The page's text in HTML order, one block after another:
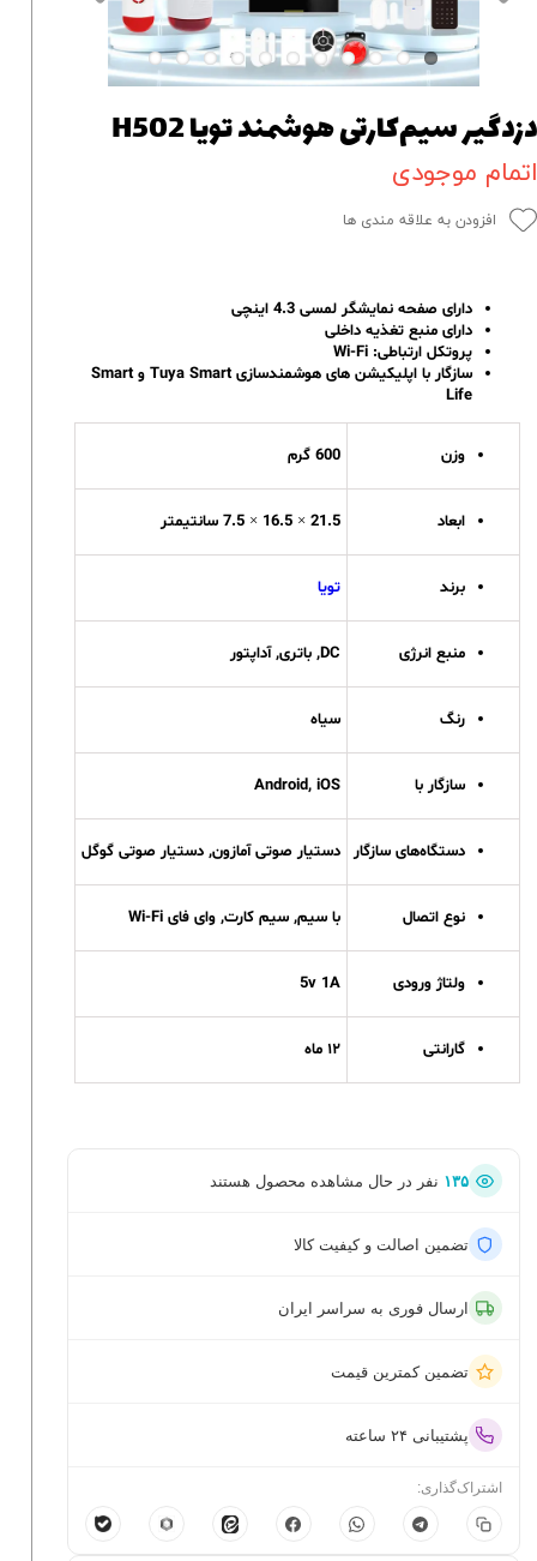
دزدگیر سیم‌کارتی هوشمند تویا H502
اتمام موجودی
افزودن به علاقه مندی ها
دارای صفحه نمایشگر لمسی 4.3 اینچی
دارای منبع تغذیه داخلی
پروتکل ارتباطی: Wi-Fi
سازگار با اپلیکیشن های هوشمندسازی Tuya Smart و Smart
Life
وزن 600 گرم
ابعاد 21.5 × 16.5 × 7.5 سانتیمتر
برند تویا
منبع انرژی DC, باتری, آداپتور
رنگ سیاه
سازگار با Android, iOS
دستگاه‌های سازگار دستیار صوتی آمازون, دستیار صوتی گوگل
نوع اتصال با سیم, سیم کارت, وای فای Wi-Fi
ولتاژ ورودی 5v 1A
گارانتی ۱۲ ماه
۱۳۵ نفر در حال مشاهده محصول هستند
تضمین اصالت و کیفیت کالا
ارسال فوری به سراسر ایران
تضمین کمترین قیمت
پشتیبانی ۲۴ ساعته
اشتراک‌گذاری: